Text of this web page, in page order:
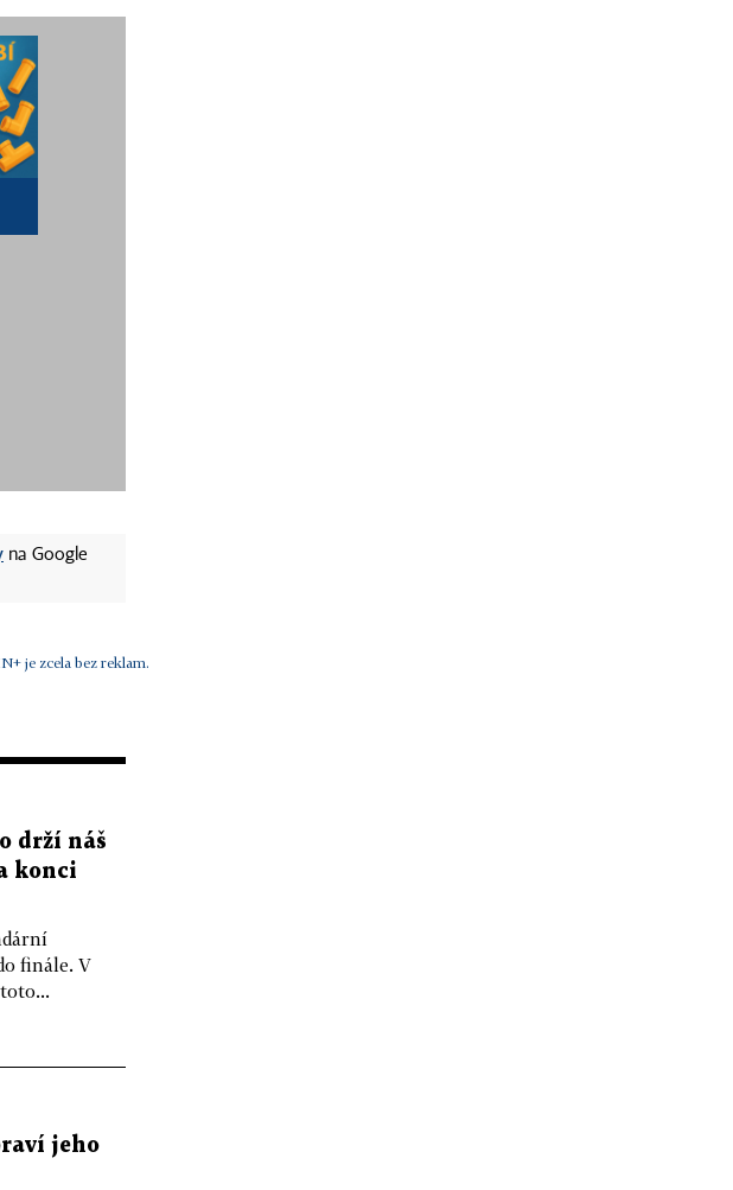
na Google
je zcela bez reklam.
drží náš
konci
finále. V
jeho